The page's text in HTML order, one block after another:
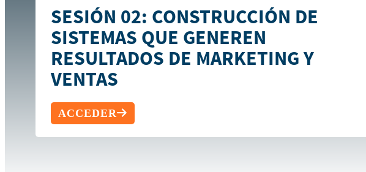
SESIÓN 02: CONSTRUCCIÓN DE
SISTEMAS QUE GENEREN
RESULTADOS DE MARKETING Y
VENTAS
ACCEDER